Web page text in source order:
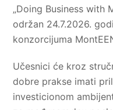
„Doing Business with
održan 24.7.2026.
konzorcijuma
Učesnici će kroz
dobre prakse imati
investicionom